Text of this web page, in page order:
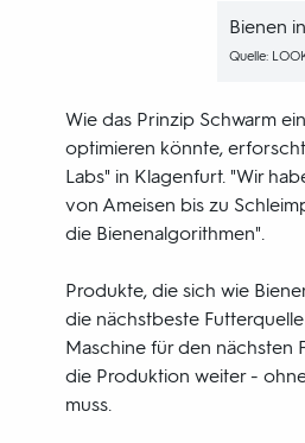
Bienen
Quelle:
Wie das Prinzip Schwarm
optimieren könnte,
Labs" in Klagenfurt. "Wir
von Ameisen bis zu
die Bienenalgorithmen".
Produkte, die sich wie
die nächstbeste
Maschine für den nächsten
die Produktion weiter -
muss.